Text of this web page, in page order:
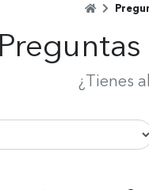
Home
Preguntas
¿Tienes